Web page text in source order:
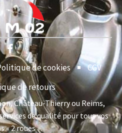
de cookies
CGV
de retours
Château-Thierry ou Reims,
de qualité pour tous vos
« 2 roues ».